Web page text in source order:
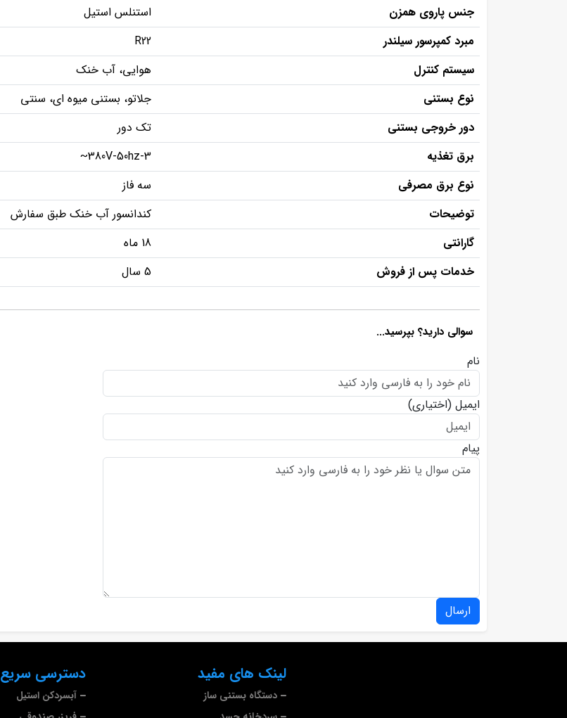
جنس پاروی همزن
استنلس استیل
مبرد کمپرسور سیلندر
R22
سیستم کنترل
هوایی، آب خنک
نوع بستنی
جلاتو، بستنی میوه ای، سنتی
دور خروجی بستنی
تک دور
برق تغذیه
380V-50hz-3~
نوع برق مصرفی
سه فاز
توضیحات
کندانسور آب خنک طبق سفارش
گارانتی
18 ماه
خدمات پس از فروش
5 سال
سوالی دارید؟ بپرسید...
نام
ایمیل (اختیاری)
پیام
ارسال
لینک های مفید
دستگاه بستنی ساز
دسترسی سریع
آبسردکن استیل